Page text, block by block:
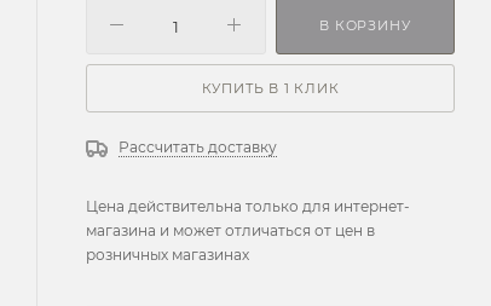
В КОРЗИНУ
КУПИТЬ В 1 КЛИК
Рассчитать доставку
Цена действительна только для интернет-
магазина и может отличаться от цен в
розничных магазинах